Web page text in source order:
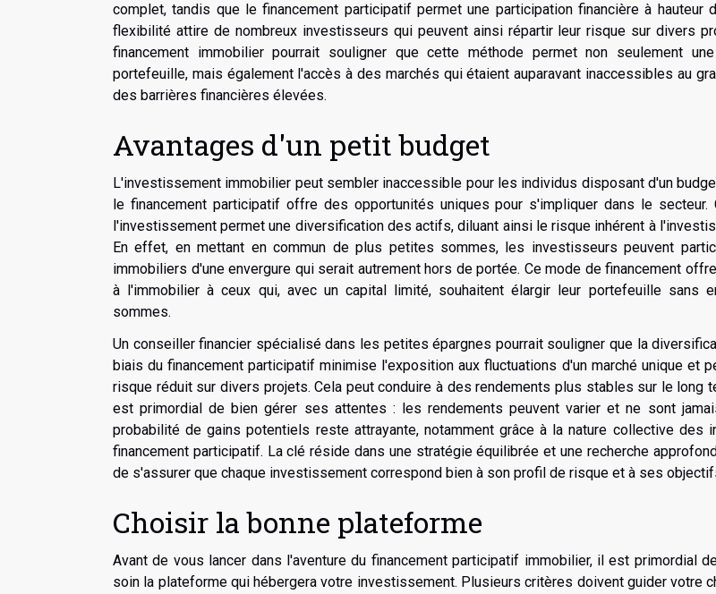
complet, tandis que le financement participatif permet une participation financière à hauteur
flexibilité attire de nombreux investisseurs qui peuvent ainsi répartir leur risque sur divers
financement immobilier pourrait souligner que cette méthode permet non seulement
portefeuille, mais également l'accès à des marchés qui étaient auparavant inaccessibles au
des barrières financières élevées.
Avantages d'un petit budget
L'investissement immobilier peut sembler inaccessible pour les individus disposant d'un
le financement participatif offre des opportunités uniques pour s'impliquer dans le secteur.
l'investissement permet une diversification des actifs, diluant ainsi le risque inhérent à
En effet, en mettant en commun de plus petites sommes, les investisseurs peuvent
immobiliers d'une envergure qui serait autrement hors de portée. Ce mode de financement
à l'immobilier à ceux qui, avec un capital limité, souhaitent élargir leur portefeuille sans
sommes.
Un conseiller financier spécialisé dans les petites épargnes pourrait souligner que la
biais du financement participatif minimise l'exposition aux fluctuations d'un marché unique et
risque réduit sur divers projets. Cela peut conduire à des rendements plus stables sur le long
est primordial de bien gérer ses attentes : les rendements peuvent varier et ne sont
probabilité de gains potentiels reste attrayante, notamment grâce à la nature collective des
financement participatif. La clé réside dans une stratégie équilibrée et une recherche
de s'assurer que chaque investissement correspond bien à son profil de risque et à ses
Choisir la bonne plateforme
Avant de vous lancer dans l'aventure du financement participatif immobilier, il est primordial
soin la plateforme qui hébergera votre investissement. Plusieurs critères doivent guider votre